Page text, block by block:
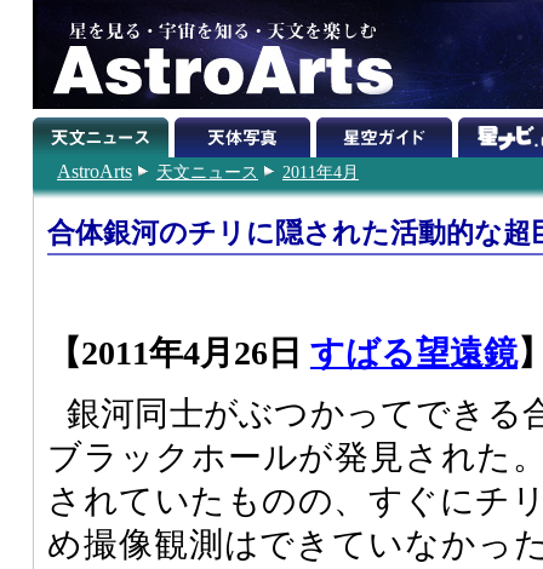
AstroArts 天文ニュース 2011年4月
合体銀河のチリに隠された活動的な
【2011年4月26日 すばる望遠鏡
銀河同士がぶつかってできる
ブラックホールが発見された
されていたものの、すぐにチ
め撮像観測はできていなかっ